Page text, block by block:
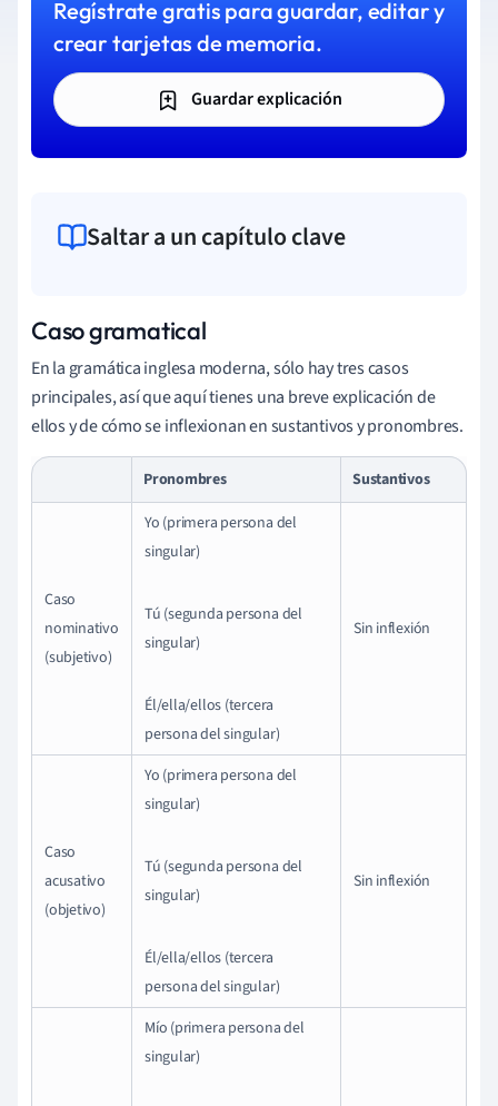
Regístrate gratis para guardar, editar y
crear tarjetas de memoria.
Guardar explicación
Saltar a un capítulo clave
Caso gramatical
En la gramática inglesa moderna, sólo hay tres casos
principales, así que aquí tienes una breve explicación de
ellos y de cómo se inflexionan en sustantivos y pronombres.
Pronombres Sustantivos
Caso
nominativo
(subjetivo)
Yo (primera persona del
singular)
Tú (segunda persona del
singular)
Él/ella/ellos (tercera
persona del singular)
Sin inflexión
Caso
acusativo
(objetivo)
Yo (primera persona del
singular)
Tú (segunda persona del
singular)
Él/ella/ellos (tercera
persona del singular)
Sin inflexión
Mío (primera persona del
singular)